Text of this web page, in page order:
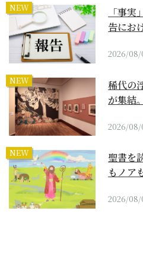
NEW
「事
告にお
2026/08/
NEW
稀代の
が集結
2026/08/
NEW
聖書を
もノア
2026/08/